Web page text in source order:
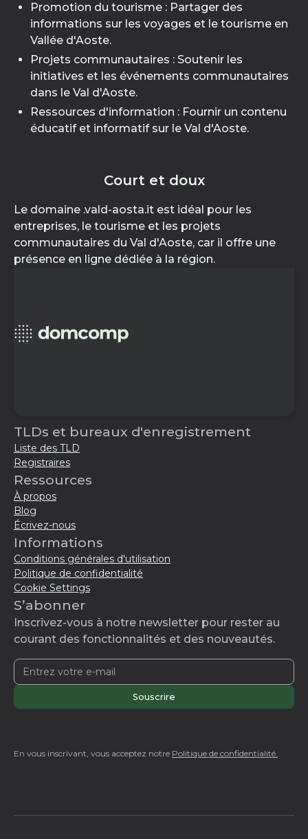
Promotion du tourisme : Partager des
informations sur les voyages et le tourisme en
Vallée d'Aoste.
Projets communautaires : Soutenir les
initiatives et les événements communautaires
dans le Val d'Aoste.
Ressources d'information : Fournir un contenu
éducatif et informatif sur le Val d'Aoste.
Court et doux
Le domaine .vald-aosta.it est idéal pour les
entreprises, le tourisme et les projets
communautaires du Val d'Aoste, car il offre une
présence en ligne dédiée à la région.
TLDs et bureaux d'enregistrement
Liste des TLD
Registraires
Ressources
À propos
Blog
Écrivez-nous
Informations
Conditions générales d'utilisation
Politique de confidentialité
Cookie Settings
S’abonner
Inscrivez-vous à notre newsletter pour rester au
courant des fonctionnalités et des nouveautés.
En vous inscrivant, vous acceptez notre Politique de confidentialité.